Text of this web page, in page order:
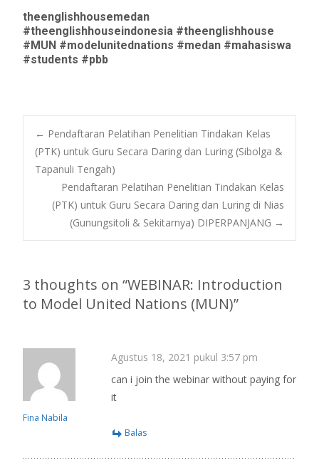
theenglishhousemedan
#theenglishhouseindonesia #theenglishhouse
#MUN #modelunitednations #medan #mahasiswa
#students #pbb
Post
navigation
← Pendaftaran Pelatihan Penelitian Tindakan Kelas
(PTK) untuk Guru Secara Daring dan Luring (Sibolga &
Tapanuli Tengah)
Pendaftaran Pelatihan Penelitian Tindakan Kelas
(PTK) untuk Guru Secara Daring dan Luring di Nias
(Gunungsitoli & Sekitarnya) DIPERPANJANG →
3 thoughts on “WEBINAR: Introduction
to Model United Nations (MUN)”
Fina Nabila
Agustus 18, 2021 pukul 3:57 pm
can i join the webinar without paying for
it
Balas